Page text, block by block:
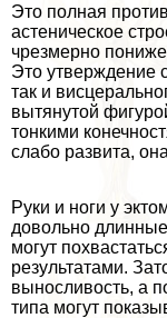
Это полная
астеническое
чрезмерно
Это утверждение
так и
вытянутой
тонкими
слабо развита,
Руки и ноги у
довольно
могут
результатами.
выносливость, а
типа могут